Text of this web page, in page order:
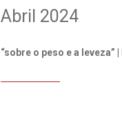
Abril 2024
“sobre o peso e a leveza” |